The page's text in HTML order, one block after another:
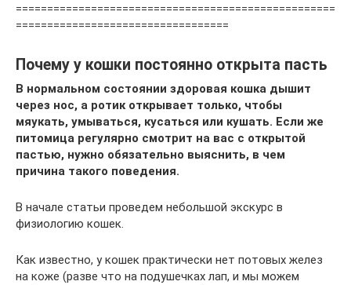
===================================================
==================================
Почему у кошки постоянно открыта пасть
В нормальном состоянии здоровая кошка дышит
через нос, а ротик открывает только, чтобы
мяукать, умываться, кусаться или кушать. Если же
питомица регулярно смотрит на вас с открытой
пастью, нужно обязательно выяснить, в чем
причина такого поведения.
В начале статьи проведем небольшой экскурс в
физиологию кошек.
Как известно, у кошек практически нет потовых желез
на коже (разве что на подушечках лап, и мы можем